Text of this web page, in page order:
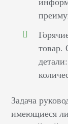
товар.
Задача
имеющиеся